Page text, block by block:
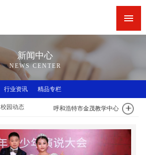
新闻中心
精品课程
师资力量
关于小伦敦
新闻中心
NEWS CENTER
行业资讯 精品专栏
呼和浩特市金茂教学中心
校园动态